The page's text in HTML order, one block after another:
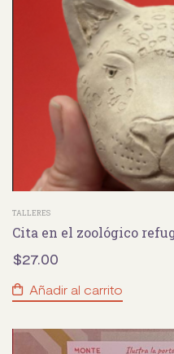
TALLERES
Cita en el zoológico
$27.00
Añadir al carrito